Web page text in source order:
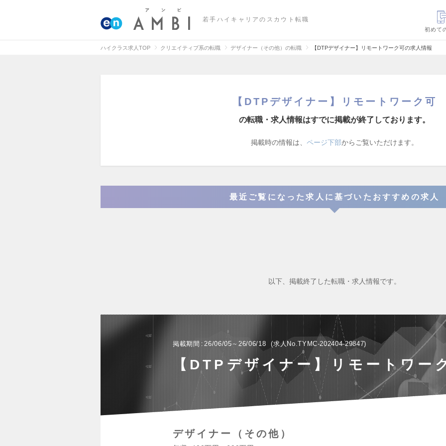
若手ハイキャリアのスカウト転職
初めて
ハイクラス求人TOP クリエイティブ系の転職 デザイナー（その他）の転職 【DTPデザイナー】リモートワーク可の求人情報
【DTPデザイナー】リモートワーク可
の転職・求人情報はすでに掲載が終了しております。
掲載時の情報は、 ページ下部からご覧いただけます。
最近ご覧になった求人に基づいたおすすめの求人
以下、掲載終了した転職・求人情報です。
掲載期間 26/06/05～26/06/18 求人No.TYMC-202404-29847
【DTPデザイナー】リモートワー
デザイナー（その他）